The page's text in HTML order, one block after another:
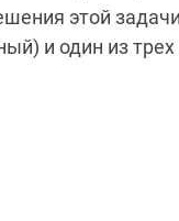
этой
и один из